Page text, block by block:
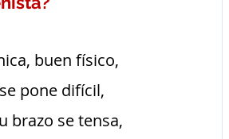
buen físico,
pone difícil,
brazo se tensa,